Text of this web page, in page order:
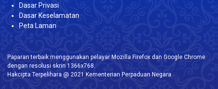
Dasar Privasi
Dasar Keselamatan
Peta Laman
Paparan terbaik menggunakan pelayar Mozilla Firefox dan Google Chrome
dengan resolusi skrin 1366x768.
Hakcipta Terpelihara @ 2021 Kementerian Perpaduan Negara